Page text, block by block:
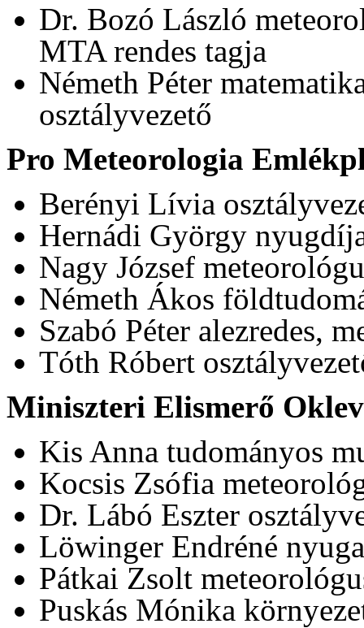
Dr. Bozó László
MTA rendes tagja
Németh Péter
osztályvezető
Pro Meteorologia
Berényi Lívia
Hernádi György
Nagy József
Németh Ákos
Szabó Péter alezredes,
Tóth Róbert
Miniszteri Elismerő
Kis Anna tudományos
Kocsis Zsófia
Dr. Lábó Eszter
Löwinger Endréné
Pátkai Zsolt
Puskás Mónika